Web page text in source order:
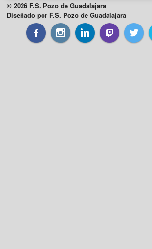
© 2026 F.S. Pozo de Guadalajara
Diseñado por F.S. Pozo de Guadalajara